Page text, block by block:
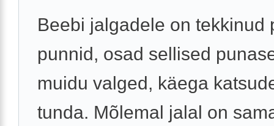
Beebi jalgadele on tekkinud
punnid, osad sellised
muidu valged, käega
tunda. Mõlemal jalal on